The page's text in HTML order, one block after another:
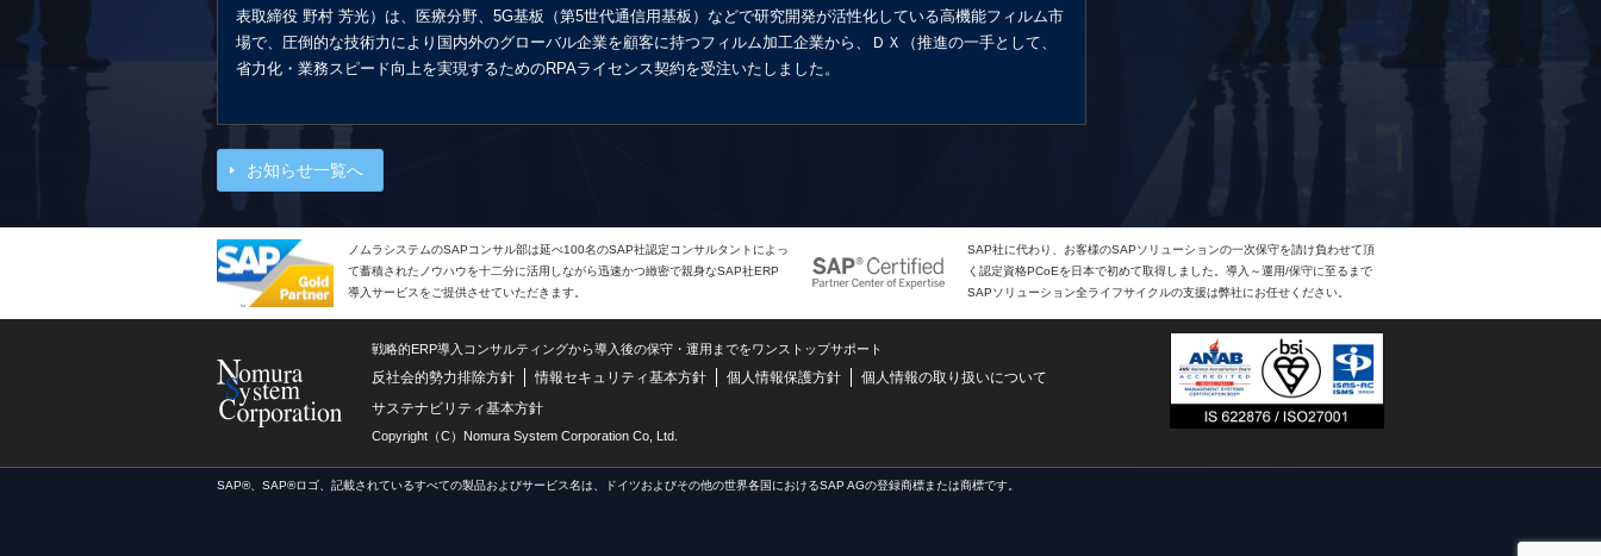
表取締役 野村 芳光）は、医療分野、5G基板（第5世代通信用基板）などで研究開発が活性化している高機能フィルム市
場で、圧倒的な技術力により国内外のグローバル企業を顧客に持つフィルム加工企業から、ＤＸ（推進の一手として、
省力化・業務スピード向上を実現するためのRPAライセンス契約を受注いたしました。
お知らせ一覧へ
ノムラシステムのSAPコンサル部は延べ100名のSAP社認定コンサルタントによっ
て蓄積されたノウハウを十二分に活用しながら迅速かつ緻密で親身なSAP社ERP
導入サービスをご提供させていただきます。
SAP社に代わり、お客様のSAPソリューションの一次保守を請け負わせて頂
く認定資格PCoEを日本で初めて取得しました。導入～運用/保守に至るまで
SAPソリューション全ライフサイクルの支援は弊社にお任せください。
戦略的ERP導入コンサルティングから導入後の保守・運用までをワンストップサポート
反社会的勢力排除方針 情報セキュリティ基本方針 個人情報保護方針
個人情報の取り扱いについて
サステナビリティ基本方針
Copyright（C）Nomura System Corporation Co, Ltd.
SAP®、SAP®ロゴ、記載されているすべての製品およびサービス名は、ドイツおよびその他の世界各国におけるSAP AGの登録商標または商標です。